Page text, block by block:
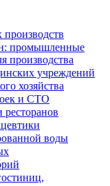
промышленные
производства
учреждений
хозяйства
и СТО
воды